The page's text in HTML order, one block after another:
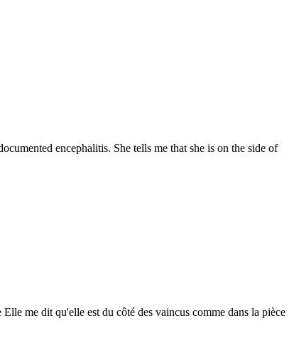
encephalitis. She tells me that she is on the side of
me dit qu'elle est du côté des vaincus comme dans la pièce